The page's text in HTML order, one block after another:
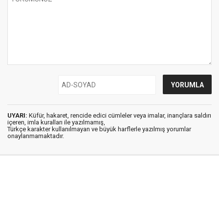
UYARI: Küfür, hakaret, rencide edici cümleler veya imalar, inançlara saldırı
içeren, imla kuralları ile yazılmamış,
Türkçe karakter kullanılmayan ve büyük harflerle yazılmış yorumlar
onaylanmamaktadır.